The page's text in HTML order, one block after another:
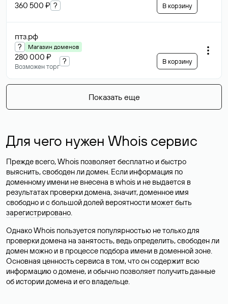
360 500 ₽ ? В корзину
птз.рф
? Магазин доменов
280 000 ₽
Возможен торг
? В корзину
Показать еще
Для чего нужен Whois сервис
Прежде всего, Whois позволяет бесплатно и быстро
выяснить, свободен ли домен. Если информация по
доменному имени не внесена в whois и не выдается в
результатах проверки домена, значит, доменное имя
свободно и с большой долей вероятности может быть
зарегистрировано.
Однако Whois пользуется популярностью не только для
проверки домена на занятость, ведь определить, свободен ли
домен можно и в процессе подбора имени в доменной зоне.
Основная ценность сервиса в том, что он содержит всю
информацию о домене, и обычно позволяет получить данные
об истории домена и его владельце.